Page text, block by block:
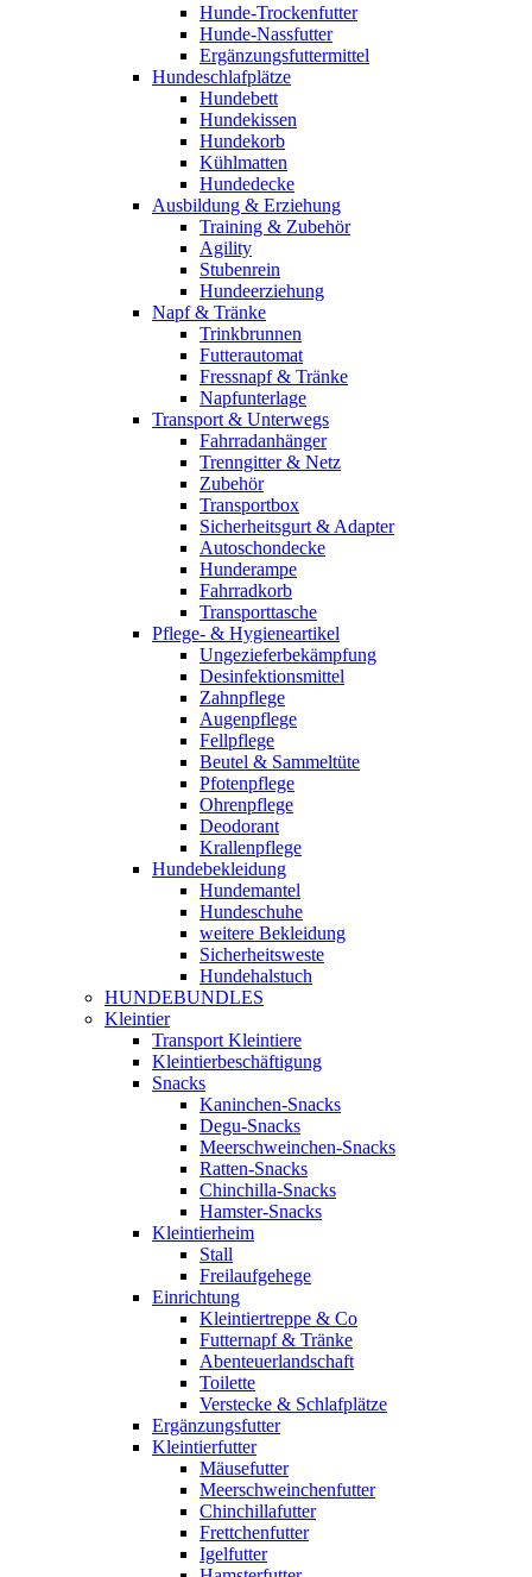
Hunde-Trockenfutter
Hunde-Nassfutter
Ergänzungsfuttermittel
Hundeschlafplätze
Hundebett
Hundekissen
Hundekorb
Kühlmatten
Hundedecke
Ausbildung & Erziehung
Training & Zubehör
Agility
Stubenrein
Hundeerziehung
Napf & Tränke
Trinkbrunnen
Futterautomat
Fressnapf & Tränke
Napfunterlage
Transport & Unterwegs
Fahrradanhänger
Trenngitter & Netz
Zubehör
Transportbox
Sicherheitsgurt & Adapter
Autoschondecke
Hunderampe
Fahrradkorb
Transporttasche
Pflege- & Hygieneartikel
Ungezieferbekämpfung
Desinfektionsmittel
Zahnpflege
Augenpflege
Fellpflege
Beutel & Sammeltüte
Pfotenpflege
Ohrenpflege
Deodorant
Krallenpflege
Hundebekleidung
Hundemantel
Hundeschuhe
weitere Bekleidung
Sicherheitsweste
Hundehalstuch
HUNDEBUNDLES
Kleintier
Transport Kleintiere
Kleintierbeschäftigung
Snacks
Kaninchen-Snacks
Degu-Snacks
Meerschweinchen-Snacks
Ratten-Snacks
Chinchilla-Snacks
Hamster-Snacks
Kleintierheim
Stall
Freilaufgehege
Einrichtung
Kleintiertreppe & Co
Futternapf & Tränke
Abenteuerlandschaft
Toilette
Verstecke & Schlafplätze
Ergänzungsfutter
Kleintierfutter
Mäusefutter
Meerschweinchenfutter
Chinchillafutter
Frettchenfutter
Igelfutter